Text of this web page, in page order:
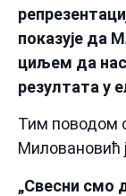
показује да
циљем да
резултата у
Тим поводом
Миловановић
„Свесни смо